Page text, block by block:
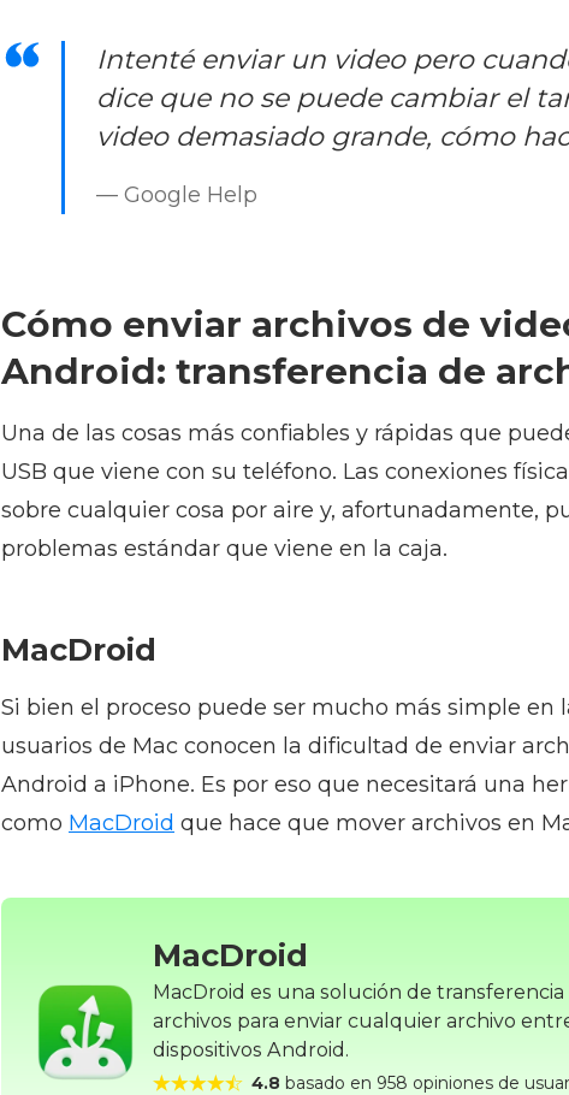
Intenté enviar un video pero
dice que no se puede cambiar el
video demasiado grande, cómo
— Google Help
Cómo enviar archivos de
Android: transferencia de
Una de las cosas más confiables y rápidas que
USB que viene con su teléfono. Las conexiones
sobre cualquier cosa por aire y, afortunadamente,
problemas estándar que viene en la caja.
MacDroid
Si bien el proceso puede ser mucho más simple en
usuarios de Mac conocen la dificultad de enviar
Android a iPhone. Es por eso que necesitará una
como MacDroid que hace que mover archivos en
MacDroid
MacDroid es una solución de transferencia
archivos para enviar cualquier archivo
dispositivos Android.
4.8 basado en 958 opiniones de